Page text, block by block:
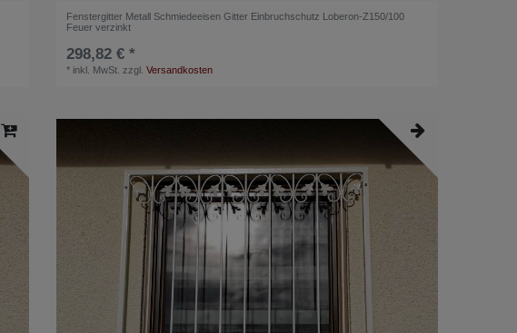
Fenstergitter Metall Schmiedeeisen Gitter Einbruchschutz Loberon-Z150/100
Feuer verzinkt
298,82 € *
* inkl. MwSt. zzgl.Versandkosten